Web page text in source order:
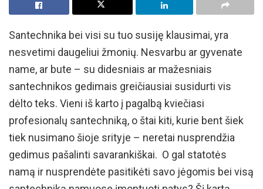
Santechnika bei visi su tuo susiję klausimai, yra
nesvetimi daugeliui žmonių. Nesvarbu ar gyvenate
name, ar bute – su didesniais ar mažesniais
santechnikos gedimais greičiausiai susidurti vis
dėlto teks. Vieni iš karto į pagalbą kviečiasi
profesionalų santechniką, o štai kiti, kurie bent šiek
tiek nusimano šioje srityje – neretai nusprendžia
gedimus pašalinti savarankiškai. O gal statotės
namą ir nusprendėte pasitikėti savo jėgomis bei visą